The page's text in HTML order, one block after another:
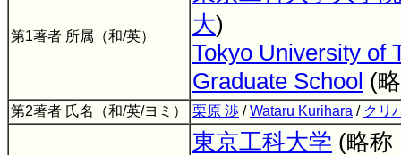
第1著者 所属（和/英）
大)
Tokyo University of
Graduate School (
第2著者 氏名（和/英/ヨミ） 栗原 渉 /Wataru Kurihara / クリ
東京工科大学 (略